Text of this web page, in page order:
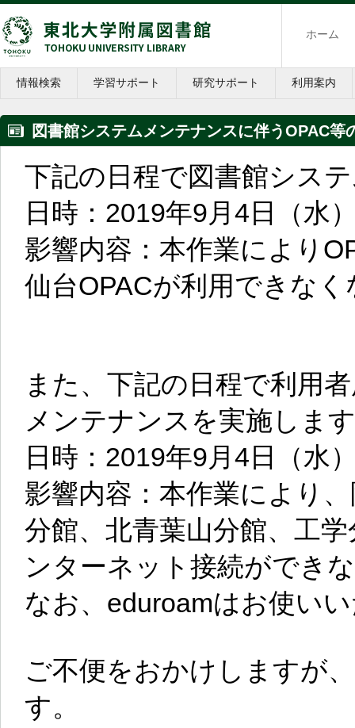
ホーム
情報検索 学習サポート 研究サポート 利用案内
図書館システムメンテナンスに伴うOPAC
下記の日程で図書館シス
日時：2019年9月4日（水
影響内容：本作業により
仙台OPACが利用できな
また、下記の日程で利用
メンテナンスを実施しま
日時：2019年9月4日（水
影響内容：本作業により
分館、北青葉山分館、工
ンターネット接続ができ
なお、eduroamはお使い
ご不便をおかけしますが
す。